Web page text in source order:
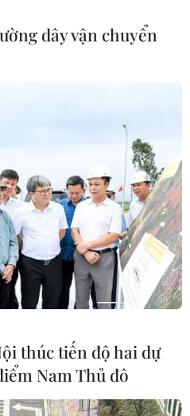
MỤC
riêng,
Kinh
tâm AI
dây vận chuyển
thúc tiến độ hai dự
Nam Thủ đô